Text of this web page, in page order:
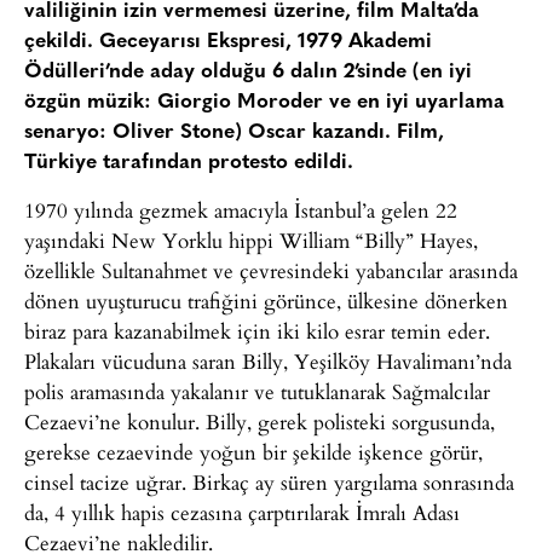
valiliğinin izin vermemesi üzerine, film Malta’da
çekildi. Geceyarısı Ekspresi, 1979 Akademi
Ödülleri’nde aday olduğu 6 dalın 2’sinde (en iyi
özgün müzik: Giorgio Moroder ve en iyi uyarlama
senaryo: Oliver Stone) Oscar kazandı. Film,
Türkiye tarafından protesto edildi.
1970 yılında gezmek amacıyla İstanbul’a gelen 22
yaşındaki New Yorklu hippi William “Billy” Hayes,
özellikle Sultanahmet ve çevresindeki yabancılar arasında
dönen uyuşturucu trafiğini görünce, ülkesine dönerken
biraz para kazanabilmek için iki kilo esrar temin eder.
Plakaları vücuduna saran Billy, Yeşilköy Havalimanı’nda
polis aramasında yakalanır ve tutuklanarak Sağmalcılar
Cezaevi’ne konulur. Billy, gerek polisteki sorgusunda,
gerekse cezaevinde yoğun bir şekilde işkence görür,
cinsel tacize uğrar. Birkaç ay süren yargılama sonrasında
da, 4 yıllık hapis cezasına çarptırılarak İmralı Adası
Cezaevi’ne nakledilir.